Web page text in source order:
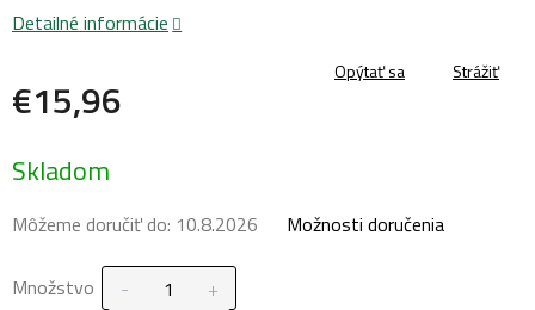
€15,96
cena:
Skladom
Môžeme doručiť do: 10.8.2026 Možnosti doručenia
Množstvo
Detailné informácie
Opýtať sa Strážiť